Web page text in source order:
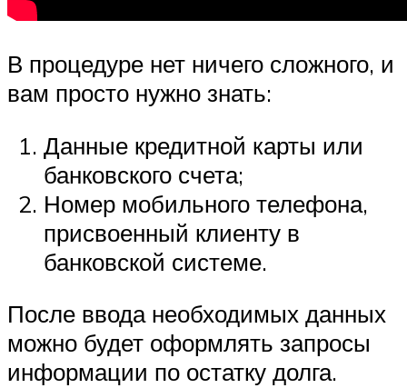
В процедуре нет ничего сложного, и
вам просто нужно знать:
Данные кредитной карты или
банковского счета;
Номер мобильного телефона,
присвоенный клиенту в
банковской системе.
После ввода необходимых данных
можно будет оформлять запросы
информации по остатку долга.